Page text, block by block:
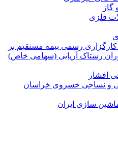
فلزی
رسمی بیمه مستقیم بر
رستاک آریایی (سهامی خاص)
افشار
و نساجی خسروی خراسان
سازی ایران